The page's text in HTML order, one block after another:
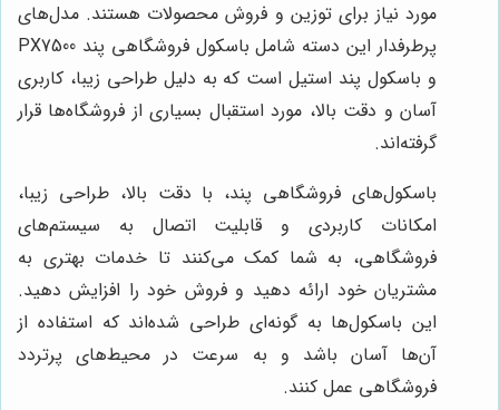
مورد نیاز برای توزین و فروش محصولات هستند. مدل‌های
پرطرفدار این دسته شامل باسکول فروشگاهی پند PX7500
و باسکول پند استیل است که به دلیل طراحی زیبا، کاربری
آسان و دقت بالا، مورد استقبال بسیاری از فروشگاه‌ها قرار
گرفته‌اند.
باسکول‌های فروشگاهی پند، با دقت بالا، طراحی زیبا،
امکانات کاربردی و قابلیت اتصال به سیستم‌های
فروشگاهی، به شما کمک می‌کنند تا خدمات بهتری به
مشتریان خود ارائه دهید و فروش خود را افزایش دهید.
این باسکول‌ها به گونه‌ای طراحی شده‌اند که استفاده از
آن‌ها آسان باشد و به سرعت در محیط‌های پرتردد
فروشگاهی عمل کنند.